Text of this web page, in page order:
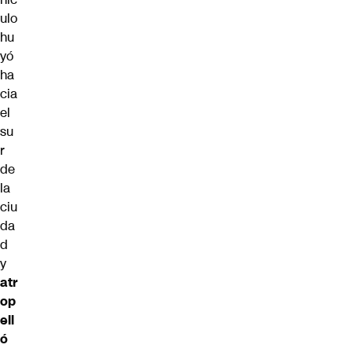
ulo
hu
yó
ha
cia
el
su
r
de
la
ciu
da
d
y
atr
op
ell
ó